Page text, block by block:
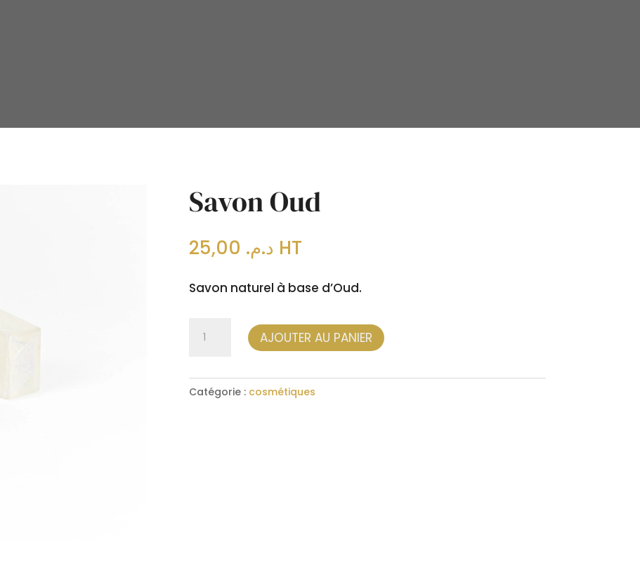
Savon Oud
د.م. HT
Savon naturel à base d’Oud.
Oud
AJOUTER AU PANIER
Catégorie : cosmétiques